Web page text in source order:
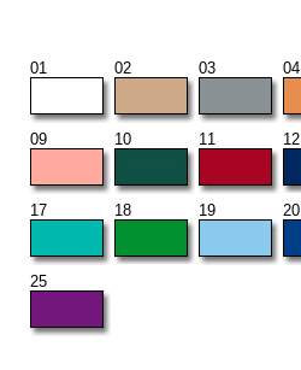
01 02 03 04
09 10 11 12
17 18 19 20
25